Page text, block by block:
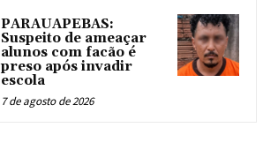
PARAUAPEBAS:
Suspeito de ameaçar
alunos com facão é
preso após invadir
escola
7 de agosto de 2026